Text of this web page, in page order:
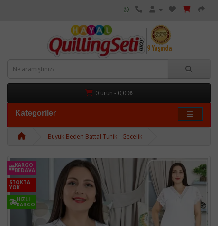
0 ürün - 0,00₺
Kategoriler
Büyük Beden Battal Tunik - Gecelik
KARGO
BEDAVA
STOKTA
YOK
HIZLI
KARGO